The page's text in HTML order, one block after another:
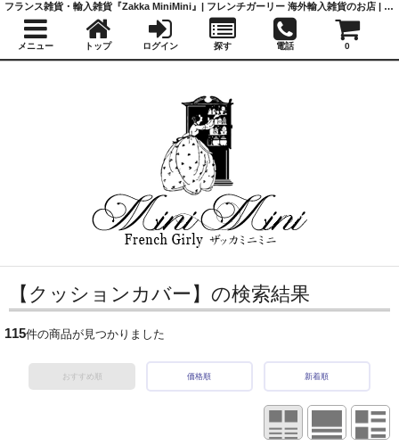
【クッションカバー】の検索結果
115件の商品が見つかりました
おすすめ順 価格順 新着順
フランス雑貨・輸入雑貨『Zakka MiniMini』| フレンチガーリー 海外輸入雑貨のお店 | かわいい雑貨 | 蚤の市 | アンティーク
メニュー トップ ログイン 探す 電話 0